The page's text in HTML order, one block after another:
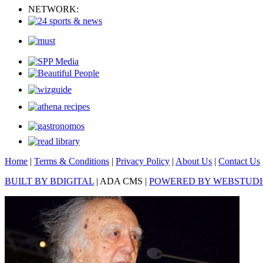
NETWORK:
Home | Terms & Conditions | Privacy Policy | About Us | Contact Us
BUILT BY BDIGITAL | ADA CMS | POWERED BY